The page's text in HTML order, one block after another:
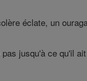
éclate, un
jusqu'à ce qu'il